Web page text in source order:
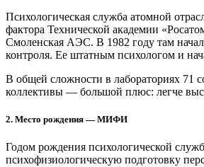
Психологическая служба атомной
фактора Технической академии
Смоленская АЭС. В 1982 году там
контроля. Ее штатным психологом и
В общей сложности в лабораториях 71
коллективы — большой плюс: легче
2. Место рождения — МИФИ
Годом рождения психологической
психофизиологическую подготовку